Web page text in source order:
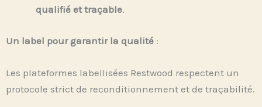
qualifié et traçable.
Un label pour garantir la qualité :
Les plateformes labellisées Restwood respectent un
protocole strict de reconditionnement et de traçabilité.